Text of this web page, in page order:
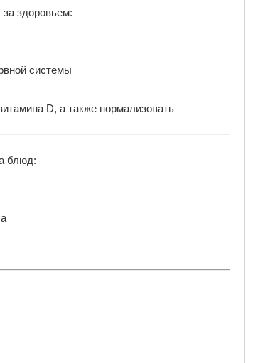
здоровьем:
системы
D, а также нормализовать
блюд: